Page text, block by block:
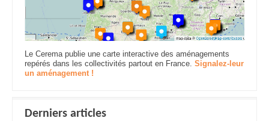
Le Cerema publie une carte interactive des aménagements
repérés dans les collectivités partout en France. Signalez-leur
un aménagement !
Derniers articles